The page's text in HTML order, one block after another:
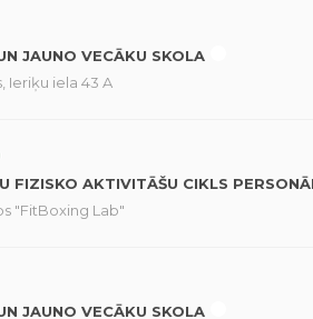
JAUNO VECĀKU SKOLA
Ieriķu iela 43 A
FIZISKO AKTIVITĀŠU CIKLS
"FitBoxing Lab"
JAUNO VECĀKU SKOLA